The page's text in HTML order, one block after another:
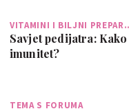
VITAMINI I BILJNI
Savjet pedijatra:
imunitet?
TEMA S FORUMA